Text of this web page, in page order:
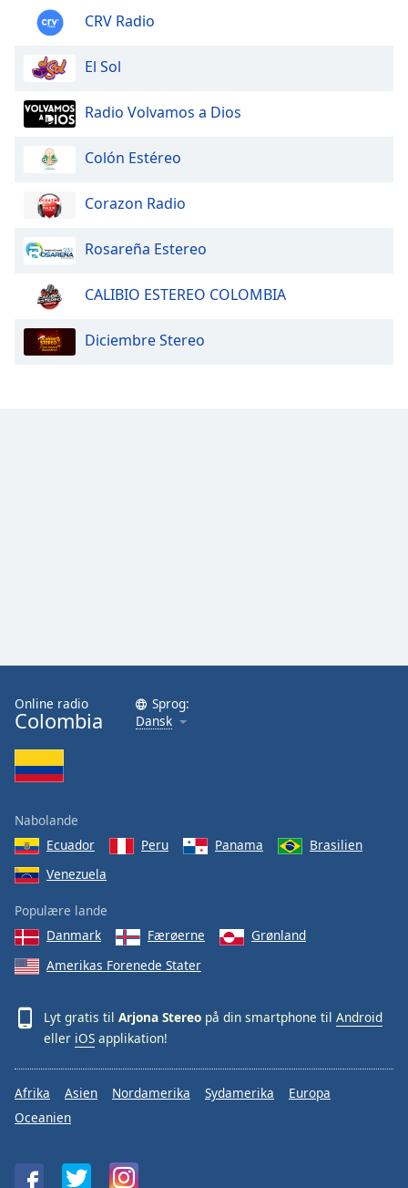
CRV Radio
El Sol
Radio Volvamos a Dios
Colón Estéreo
Corazon Radio
Rosareña Estereo
CALIBIO ESTEREO COLOMBIA
Diciembre Stereo
Online radio
Colombia
Sprog:
Dansk
Nabolande
Ecuador
Peru Panama
Brasilien
Venezuela
Populære lande
Danmark
Færøerne
Grønland
Amerikas Forenede Stater
Lyt gratis til Arjona Stereo på din smartphone til Android
eller iOS applikation!
Afrika Asien Nordamerika Sydamerika
Europa
Oceanien